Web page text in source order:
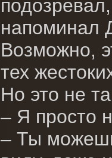
напоминал
Возможно,
тех
Но это не
– Я просто
– Ты